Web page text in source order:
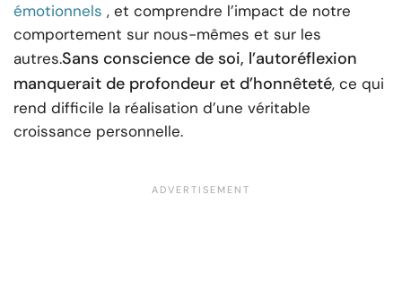
émotionnels , et comprendre l’impact de notre
comportement sur nous-mêmes et sur les
autres.Sans conscience de soi, l’autoréflexion
manquerait de profondeur et d’honnêteté, ce qui
rend difficile la réalisation d’une véritable
croissance personnelle.